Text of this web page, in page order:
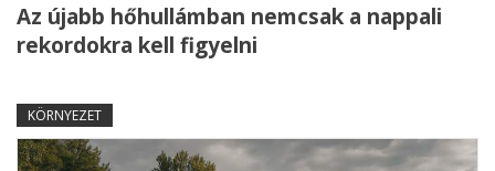
Az újabb hőhullámban nemcsak a nappali
rekordokra kell figyelni
KÖRNYEZET